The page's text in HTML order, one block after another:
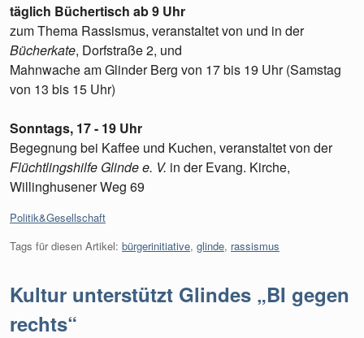
täglich Büchertisch ab 9 Uhr
zum Thema Rassismus, veranstaltet von und in der
Bücherkate, Dorfstraße 2, und
Mahnwache am Glinder Berg von 17 bis 19 Uhr (Samstag
von 13 bis 15 Uhr)
Sonntags, 17 - 19 Uhr
Begegnung bei Kaffee und Kuchen, veranstaltet von der
Flüchtlingshilfe Glinde e. V. in der Evang. Kirche,
Willinghusener Weg 69
Kategorien:
Politik&Gesellschaft
Tags für diesen Artikel: bürgerinitiative, glinde, rassismus
Kultur unterstützt Glindes „BI gegen
rechts“